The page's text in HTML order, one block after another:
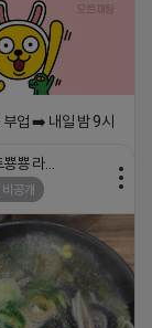
부업 ➡️ 내일 밤 9시
하트뿅뿅 라이언
비공개